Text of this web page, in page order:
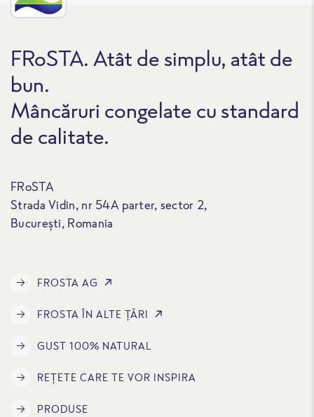
FRoSTA. Atât de simplu, atât de
bun.
Mâncăruri congelate cu standard
de calitate.
FRoSTA
Strada Vidin, nr 54A parter, sector 2,
București, Romania
FROSTA AG
FROSTA ÎN ALTE ȚĂRI
GUST 100% NATURAL
REȚETE CARE TE VOR INSPIRA
PRODUSE